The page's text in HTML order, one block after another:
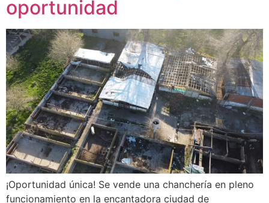
oportunidad
¡Oportunidad única! Se vende una chanchería en pleno
funcionamiento en la encantadora ciudad de